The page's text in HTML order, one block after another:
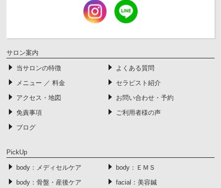
サロン案内
当サロンの特徴
よくある質問
メニュー ／ 料金
セラピスト紹介
アクセス・地図
お問い合わせ・予約
免責事項
ご利用者様の声
ブログ
PickUp
body：メディセルケア
body：ＥＭＳ
body：骨盤・産後ケア
facial：美容鍼